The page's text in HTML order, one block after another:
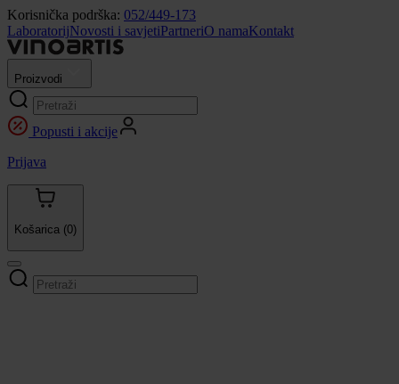
Korisnička podrška: 052/449-173
LaboratorijNovosti i savjetiPartneriO namaKontakt
Proizvodi
Popusti i akcije
Prijava
Košarica (0)